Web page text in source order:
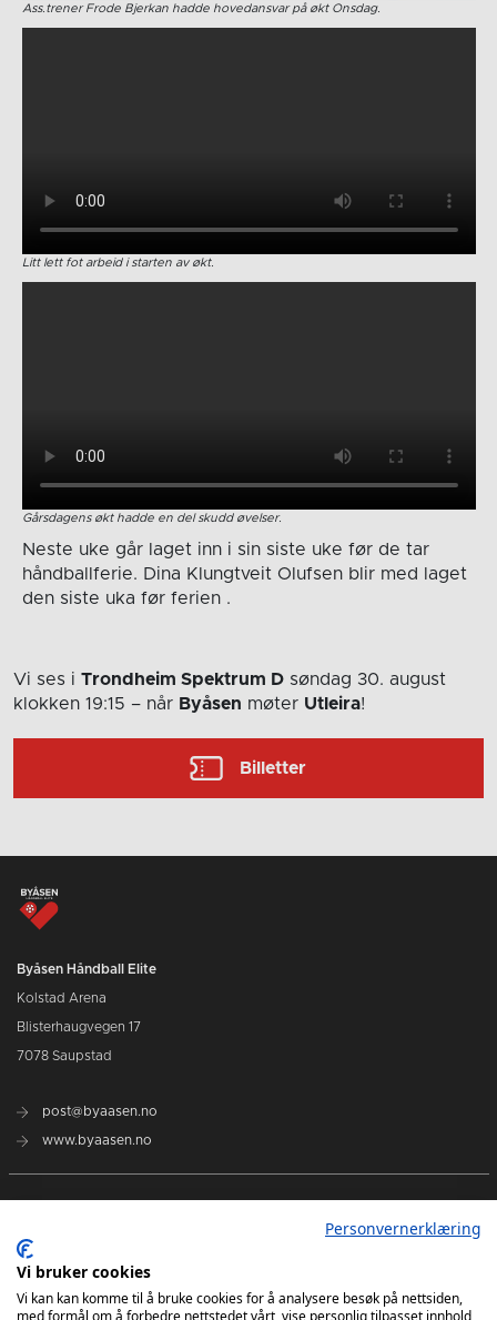
Ass.trener Frode Bjerkan hadde hovedansvar på økt Onsdag.
Litt lett fot arbeid i starten av økt.
Gårsdagens økt hadde en del skudd øvelser.
Neste uke går laget inn i sin siste uke før de tar
håndballferie. Dina Klungtveit Olufsen blir med laget
den siste uka før ferien .
Vi ses i Trondheim Spektrum D søndag 30. august
klokken 19:15 – når Byåsen møter Utleira!
Billetter
Byåsen Håndball Elite
Kolstad Arena
Blisterhaugvegen 17
7078 Saupstad
post@byaasen.no
www.byaasen.no
Kommende kamper
Personvernerklæring
Vi bruker cookies
Vi kan kan komme til å bruke cookies for å analysere besøk på nettsiden,
med formål om å forbedre nettstedet vårt, vise personlig tilpasset innhold